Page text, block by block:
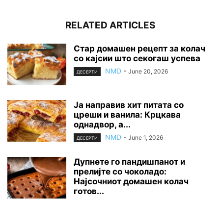
RELATED ARTICLES
Стар домашен рецепт за колач
со кајсии што секогаш успева
ДЕСЕРТИ NMD - June 20, 2026
Ја направив хит питата со
цреши и ванила: Крцкава
однадвор, а...
ДЕСЕРТИ NMD - June 1, 2026
Дупнете го пандишпанот и
прелијте со чоколадо:
Најсочниот домашен колач
готов...